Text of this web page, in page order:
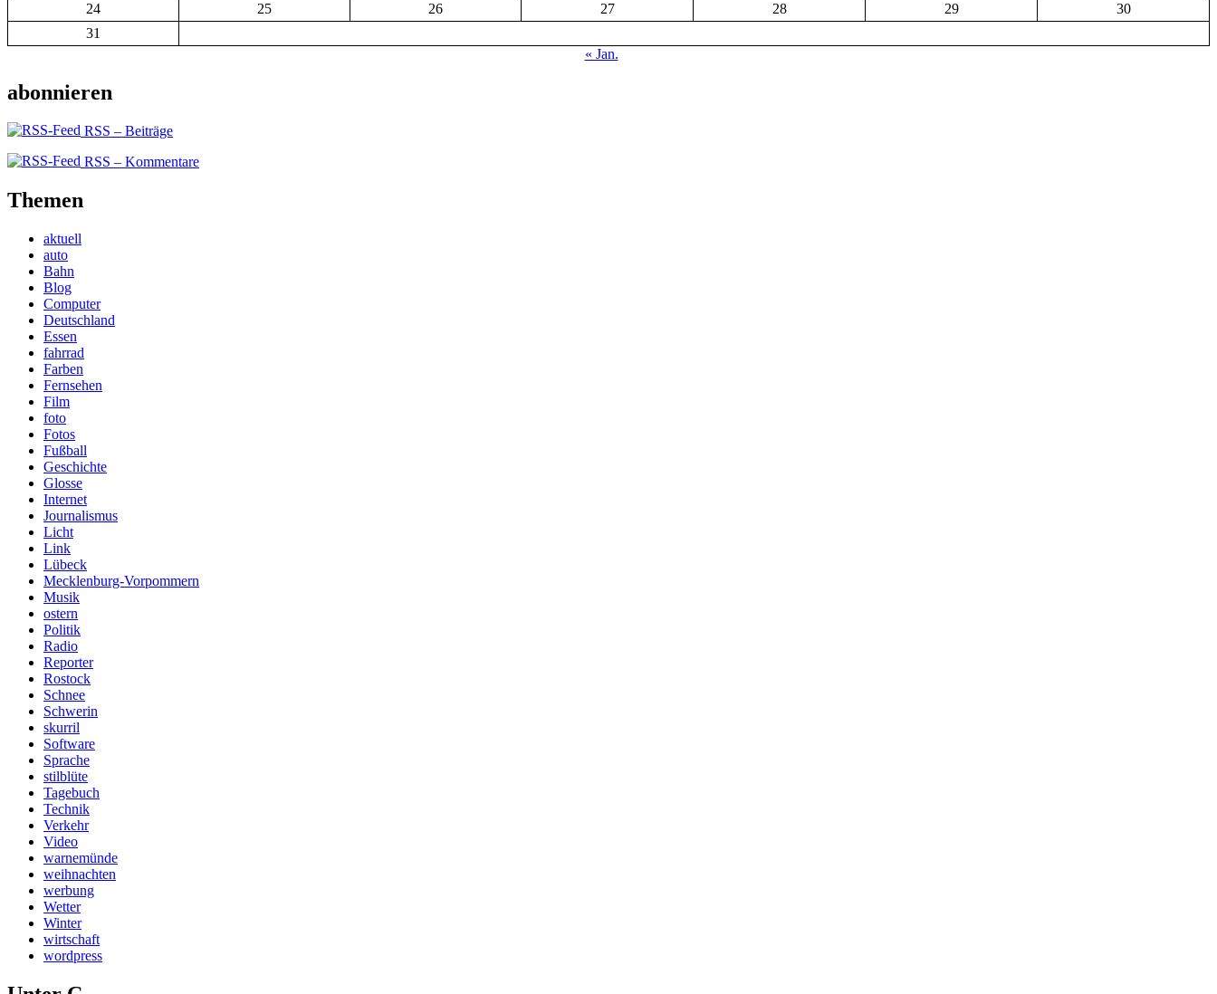
24
25 26 27 28 29
30
31
« Jan.
abonnieren
RSS – Beiträge
RSS – Kommentare
Themen
aktuell
auto
Bahn
Blog
Computer
Deutschland
Essen
fahrrad
Farben
Fernsehen
Film
foto
Fotos
Fußball
Geschichte
Glosse
Internet
Journalismus
Licht
Link
Lübeck
Mecklenburg-Vorpommern
Musik
ostern
Politik
Radio
Reporter
Rostock
Schnee
Schwerin
skurril
Software
Sprache
stilblüte
Tagebuch
Technik
Verkehr
Video
warnemünde
weihnachten
werbung
Wetter
Winter
wirtschaft
wordpress